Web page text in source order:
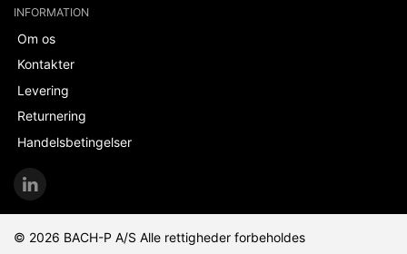
INFORMATION
Om os
Kontakter
Levering
Returnering
Handelsbetingelser
© 2026 BACH-P A/S Alle rettigheder forbeholdes